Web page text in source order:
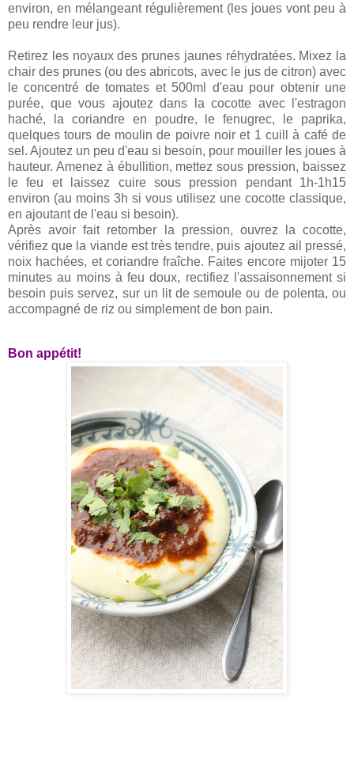
environ, en mélangeant régulièrement (les joues vont peu à
peu rendre leur jus).
Retirez les noyaux des prunes jaunes réhydratées. Mixez la
chair des prunes (ou des abricots, avec le jus de citron) avec
le concentré de tomates et 500ml d'eau pour obtenir une
purée, que vous ajoutez dans la cocotte avec l'estragon
haché, la coriandre en poudre, le fenugrec, le paprika,
quelques tours de moulin de poivre noir et 1 cuill à café de
sel. Ajoutez un peu d'eau si besoin, pour mouiller les joues à
hauteur. Amenez à ébullition, mettez sous pression, baissez
le feu et laissez cuire sous pression pendant 1h-1h15
environ (au moins 3h si vous utilisez une cocotte classique,
en ajoutant de l'eau si besoin).
Après avoir fait retomber la pression, ouvrez la cocotte,
vérifiez que la viande est très tendre, puis ajoutez ail pressé,
noix hachées, et coriandre fraîche. Faites encore mijoter 15
minutes au moins à feu doux, rectifiez l'assaisonnement si
besoin puis servez, sur un lit de semoule ou de polenta, ou
accompagné de riz ou simplement de bon pain.
Bon appétit!